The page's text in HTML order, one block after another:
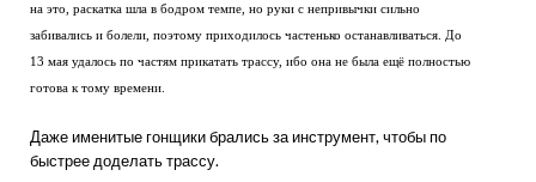
на это, раскатка шла в бодром темпе, но руки с непривычки сильно
забивались и болели, поэтому приходилось частенько останавливаться. До
13 мая удалось по частям прикатать трассу, ибо она не была ещё полностью
готова к тому времени.
Даже именитые гонщики брались за инструмент, чтобы по
быстрее доделать трассу.